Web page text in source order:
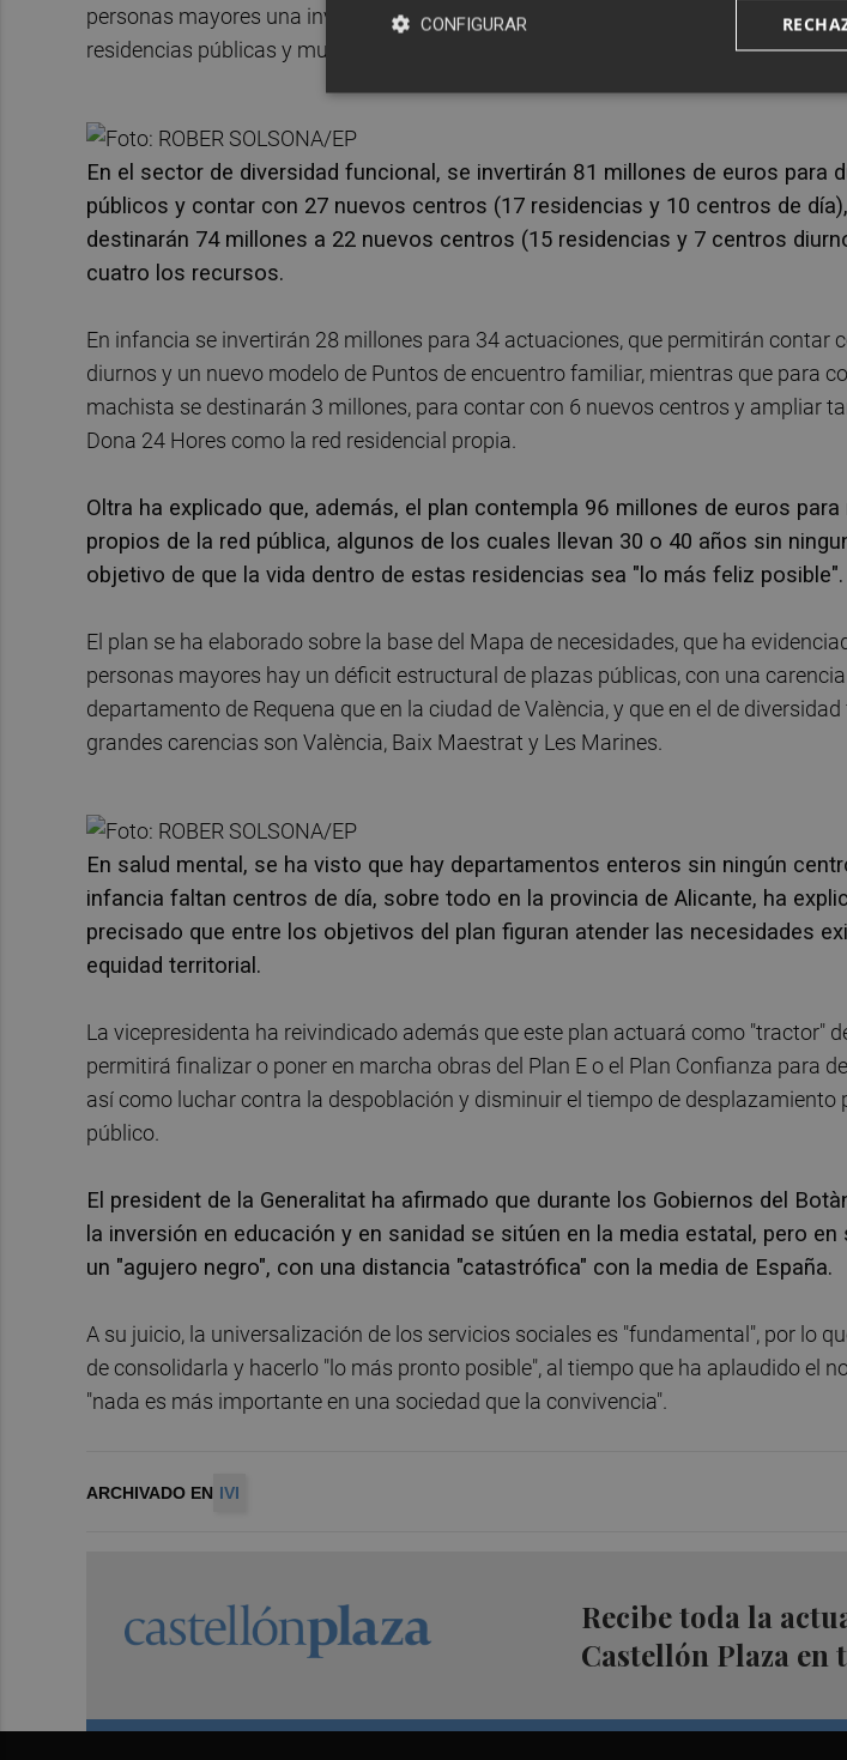
personas mayores una inversión de 279 millones de euros y 100 nuevos
residencias públicas y multiplicar por doce los recursos diurnos.
En el sector de diversidad funcional, se invertirán 81 millones de euros para
públicos y contar con 27 nuevos centros (17 residencias y 10 centros de
destinarán 74 millones a 22 nuevos centros (15 residencias y 7 centros
cuatro los recursos.
En infancia se invertirán 28 millones para 34 actuaciones, que permitirán contar
diurnos y un nuevo modelo de Puntos de encuentro familiar, mientras que para
machista se destinarán 3 millones, para contar con 6 nuevos centros y ampliar
Dona 24 Hores como la red residencial propia.
Oltra ha explicado que, además, el plan contempla 96 millones de euros
propios de la red pública, algunos de los cuales llevan 30 o 40 años sin
objetivo de que la vida dentro de estas residencias sea "lo más feliz posible".
El plan se ha elaborado sobre la base del Mapa de necesidades, que ha
personas mayores hay un déficit estructural de plazas públicas, con una
departamento de Requena que en la ciudad de València, y que en el de
grandes carencias son València, Baix Maestrat y Les Marines.
En salud mental, se ha visto que hay departamentos enteros sin ningún
infancia faltan centros de día, sobre todo en la provincia de Alicante, ha
precisado que entre los objetivos del plan figuran atender las necesidades
equidad territorial.
La vicepresidenta ha reivindicado además que este plan actuará como "tractor"
permitirá finalizar o poner en marcha obras del Plan E o el Plan Confianza para
así como luchar contra la despoblación y disminuir el tiempo de desplazamiento
público.
El president de la Generalitat ha afirmado que durante los Gobiernos del
la inversión en educación y en sanidad se sitúen en la media estatal, pero
un "agujero negro", con una distancia "catastrófica" con la media de España.
A su juicio, la universalización de los servicios sociales es "fundamental", por lo
de consolidarla y hacerlo "lo más pronto posible", al tiempo que ha aplaudido el
"nada es más importante en una sociedad que la convivencia".
ARCHIVADO EN IVI
Recibe toda la
Castellón Plaza en
CONFIGURAR